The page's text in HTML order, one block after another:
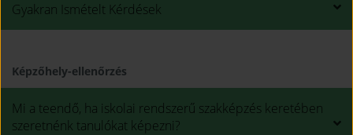
Gyakran Ismételt Kérdések
Képzőhely-ellenőrzés
Mi a teendő, ha iskolai rendszerű szakképzés keretében
szeretnénk tanulókat képezni?